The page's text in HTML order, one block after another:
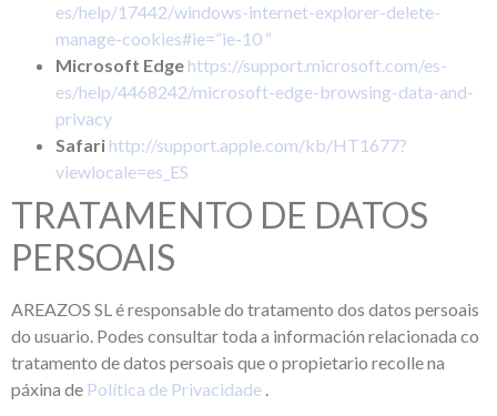
es/help/17442/windows-internet-explorer-delete-
manage-cookies#ie=”ie-10 “
Microsoft Edge https://support.microsoft.com/es-
es/help/4468242/microsoft-edge-browsing-data-and-
privacy
Safari http://support.apple.com/kb/HT1677?
viewlocale=es_ES
TRATAMENTO DE DATOS
PERSOAIS
AREAZOS SL é responsable do tratamento dos datos persoais
do usuario. Podes consultar toda a información relacionada co
tratamento de datos persoais que o propietario recolle na
páxina de Política de Privacidade .